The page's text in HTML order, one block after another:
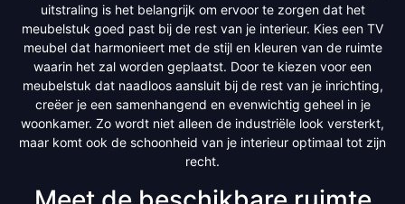
uitstraling is het belangrijk om ervoor te zorgen dat het
meubelstuk goed past bij de rest van je interieur. Kies een TV
meubel dat harmonieert met de stijl en kleuren van de ruimte
waarin het zal worden geplaatst. Door te kiezen voor een
meubelstuk dat naadloos aansluit bij de rest van je inrichting,
creëer je een samenhangend en evenwichtig geheel in je
woonkamer. Zo wordt niet alleen de industriële look versterkt,
maar komt ook de schoonheid van je interieur optimaal tot zijn
recht.